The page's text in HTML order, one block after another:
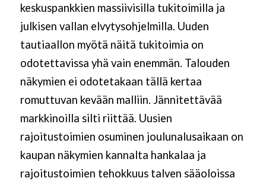
keskuspankkien massiivisilla tukitoimilla ja
julkisen vallan elvytysohjelmilla. Uuden
tautiaallon myötä näitä tukitoimia on
odotettavissa yhä vain enemmän. Talouden
näkymien ei odotetakaan tällä kertaa
romuttuvan kevään malliin. Jännitettävää
markkinoilla silti riittää. Uusien
rajoitustoimien osuminen joulunalusaikaan on
kaupan näkymien kannalta hankalaa ja
rajoitustoimien tehokkuus talven sääoloissa